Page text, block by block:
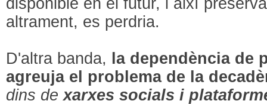
altrament, es perdria.
D'altra banda, la dependència de
agreuja el problema de la
dins dexarxes socials i